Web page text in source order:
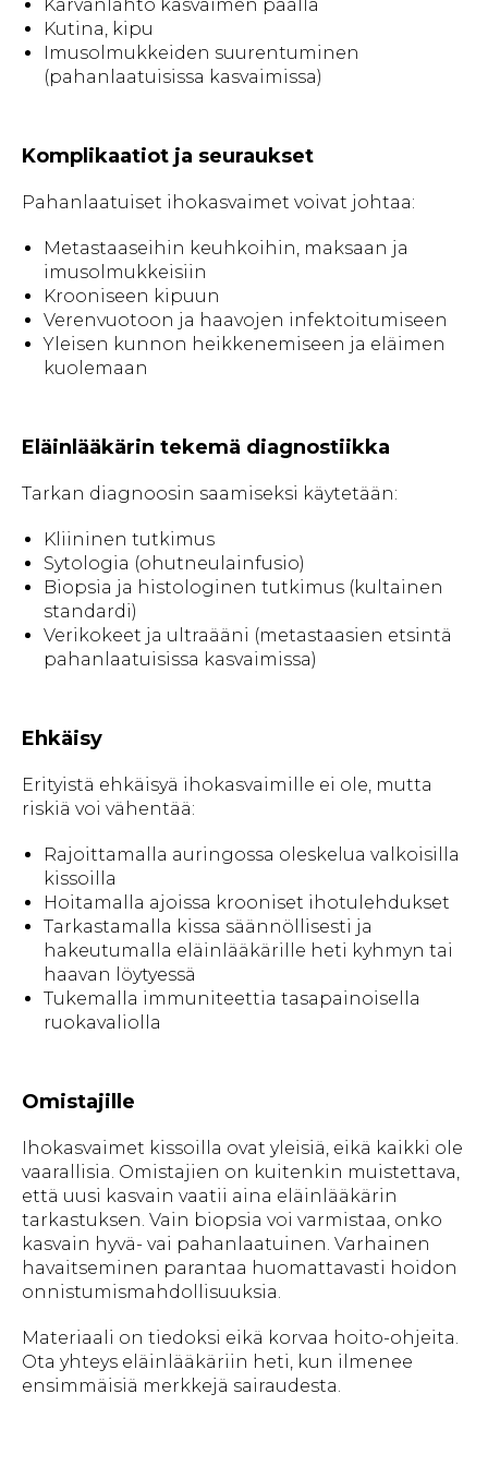
Karvanlähtö kasvaimen päällä
Kutina, kipu
Imusolmukkeiden suurentuminen
(pahanlaatuisissa kasvaimissa)
Komplikaatiot ja seuraukset
Pahanlaatuiset ihokasvaimet voivat johtaa:
Metastaaseihin keuhkoihin, maksaan ja
imusolmukkeisiin
Krooniseen kipuun
Verenvuotoon ja haavojen infektoitumiseen
Yleisen kunnon heikkenemiseen ja eläimen
kuolemaan
Eläinlääkärin tekemä diagnostiikka
Tarkan diagnoosin saamiseksi käytetään:
Kliininen tutkimus
Sytologia (ohutneulainfusio)
Biopsia ja histologinen tutkimus (kultainen
standardi)
Verikokeet ja ultraääni (metastaasien etsintä
pahanlaatuisissa kasvaimissa)
Ehkäisy
Erityistä ehkäisyä ihokasvaimille ei ole, mutta
riskiä voi vähentää:
Rajoittamalla auringossa oleskelua valkoisilla
kissoilla
Hoitamalla ajoissa krooniset ihotulehdukset
Tarkastamalla kissa säännöllisesti ja
hakeutumalla eläinlääkärille heti kyhmyn tai
haavan löytyessä
Tukemalla immuniteettia tasapainoisella
ruokavaliolla
Omistajille
Ihokasvaimet kissoilla ovat yleisiä, eikä kaikki ole
vaarallisia. Omistajien on kuitenkin muistettava,
että uusi kasvain vaatii aina eläinlääkärin
tarkastuksen. Vain biopsia voi varmistaa, onko
kasvain hyvä- vai pahanlaatuinen. Varhainen
havaitseminen parantaa huomattavasti hoidon
onnistumismahdollisuuksia.
Materiaali on tiedoksi eikä korvaa hoito-ohjeita.
Ota yhteys eläinlääkäriin heti, kun ilmenee
ensimmäisiä merkkejä sairaudesta.